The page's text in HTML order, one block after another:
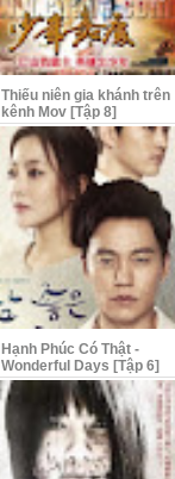
Thiếu niên gia khánh trên
kênh Mov [Tập 8]
Hạnh Phúc Có Thật -
Wonderful Days [Tập 6]